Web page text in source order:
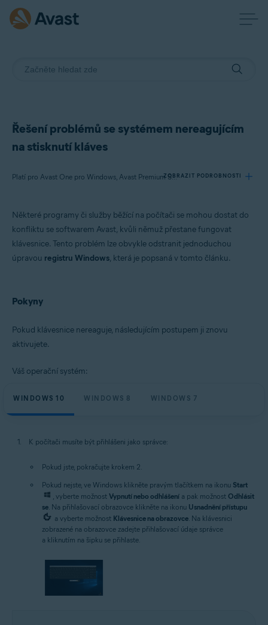
Řešení problémů se systémem nereagujícím
na stisknutí kláves
Platí pro Avast One pro Windows, Avast Premium Security pro Windows, Avast Free Antivirus pro Windows
ZOBRAZIT PODROBNOSTI
Produkty:
Avast Premium Security 22.x pro Windows
Avast Free Antivirus 22.x pro Windows
Microsoft Windows 11 Home / Pro / Enterprise / Education
Microsoft Windows 8 / Pro / Enterprise – 32/64bitový
Microsoft Windows 7 Home Basic / Home Premium / Professional /
Update, 32/64bitový
Některé programy či služby běžící na počítači se mohou dostat do
konfliktu se softwarem Avast, kvůli němuž přestane fungovat
klávesnice. Tento problém lze obvykle odstranit jednoduchou
úpravou registru Windows, která je popsaná v tomto článku.
Pokyny
Pokud klávesnice nereaguje, následujícím postupem ji znovu
aktivujete.
Váš operační systém:
WINDOWS 10 WINDOWS 8 WINDOWS 7
K počítači musíte být přihlášeni jako správce:
Pokud jste, pokračujte krokem 2.
Pokud nejste, ve Windows klikněte pravým tlačítkem na ikonu Start
, vyberte možnost Vypnutí nebo odhlášení a pak možnost Odhlásit
se. Na přihlašovací obrazovce klikněte na ikonu Usnadnění přístupu
a vyberte možnost Klávesnice na obrazovce. Na klávesnici
zobrazené na obrazovce zadejte přihlašovací údaje správce
a kliknutím na šipku se přihlaste.